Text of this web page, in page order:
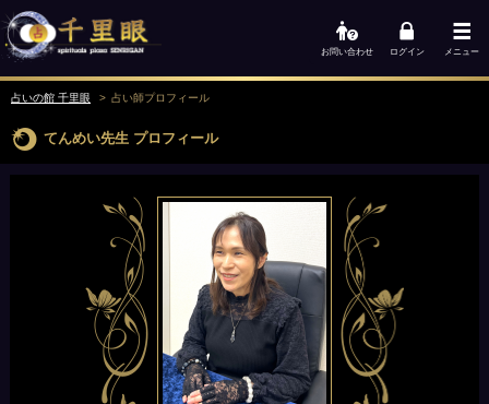
お問い合わせ ログイン メニュー
占いの館 千里眼 占い師プロフィール
てんめい先生 プロフィール